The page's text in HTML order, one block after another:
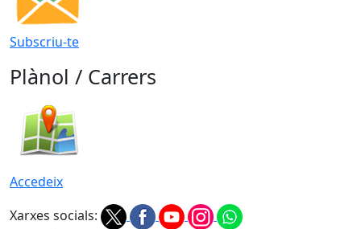
Subscriu-te
Plànol / Carrers
Accedeix
Xarxes socials: